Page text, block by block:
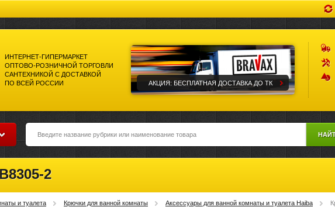
ИНТЕРНЕТ-ГИПЕРМАРКЕТ
ОПТОВО-РОЗНИЧНОЙ ТОРГОВЛИ
САНТЕХНИКОЙ С ДОСТАВКОЙ
ПО ВСЕЙ РОССИИ
АКЦИЯ: БЕСПЛАТНАЯ ДОСТАВКА ДО ТК
2
и туалета Крючки для ванной комнаты Аксессуары для ванной комнаты и туалета Haiba